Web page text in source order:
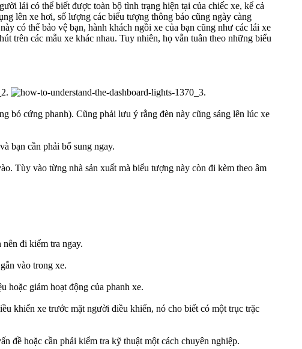
lái có thể biết được toàn bộ tình trạng hiện tại của chiếc xe, kể cả
lên xe hơi, số lượng các biểu tượng thông báo cũng ngày càng
có thể bảo vệ bạn, hành khách ngồi xe của bạn cũng như các lái xe
trên các mẫu xe khác nhau. Tuy nhiên, họ vẫn tuân theo những biểu
bó cứng phanh). Cũng phải lưu ý rằng đèn này cũng sáng lên lúc xe
bạn cần phải bổ sung ngay.
Tùy vào từng nhà sản xuất mà biểu tượng này còn đi kèm theo âm
đi kiểm tra ngay.
vào trong xe.
hoặc giảm hoạt động của phanh xe.
khiển xe trước mặt người điều khiển, nó cho biết có một trục trặc
đề hoặc cần phải kiểm tra kỹ thuật một cách chuyên nghiệp.